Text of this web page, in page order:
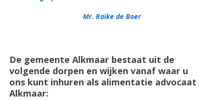
Mr. Raike de Boer
De gemeente Alkmaar bestaat uit de
volgende dorpen en wijken vanaf waar u
ons kunt inhuren als alimentatie advocaat
Alkmaar: